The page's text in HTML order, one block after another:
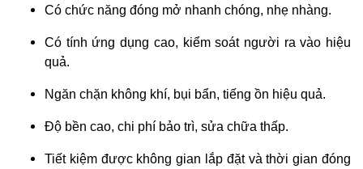
Có chức năng đóng mở nhanh chóng, nhẹ nhàng.
Có tính ứng dụng cao, kiểm soát người ra vào hiệu
quả.
Ngăn chặn không khí, bụi bẩn, tiếng ồn hiệu quả.
Độ bền cao, chi phí bảo trì, sửa chữa thấp.
Tiết kiệm được không gian lắp đặt và thời gian đóng